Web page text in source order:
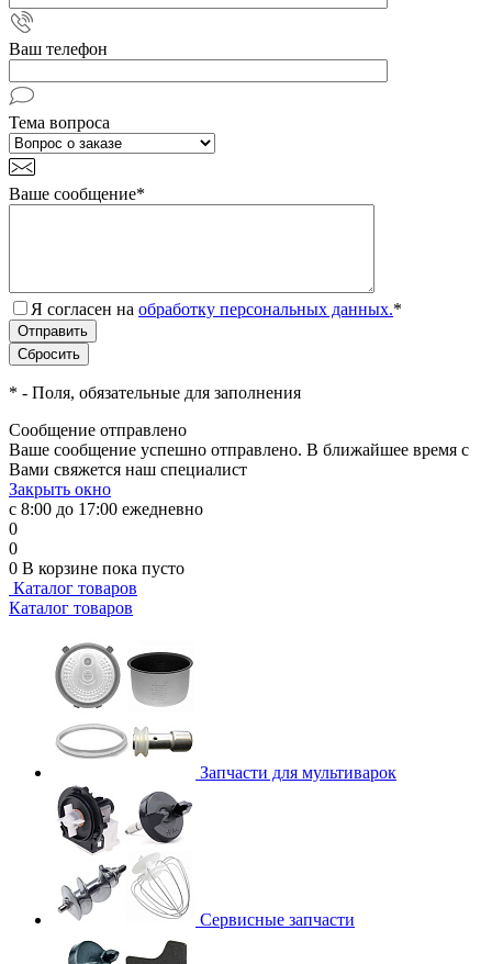
Ваш телефон
Тема вопроса
Ваше сообщение*
Я согласен на обработку персональных данных.*
* - Поля, обязательные для заполнения
Сообщение отправлено
Ваше сообщение успешно отправлено. В ближайшее время с
Вами свяжется наш специалист
Закрыть окно
с 8:00 до 17:00 ежедневно
0
0
0 В корзине пока пусто
Каталог товаров
Каталог товаров
Запчасти для мультиварок
Сервисные запчасти